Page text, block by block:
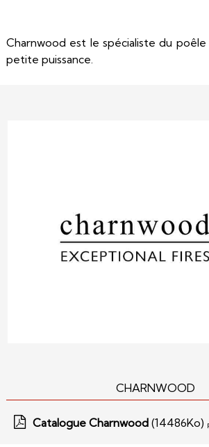
Charnwood est le spécialiste du
petite puissance.
CHARNWOOD
Catalogue Charnwood (14486Ko)